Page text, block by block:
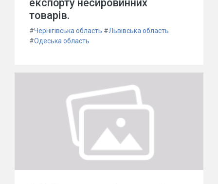
експорту несировинних
товарів.
#Чернігівська область #Львівська область
#Одеська область